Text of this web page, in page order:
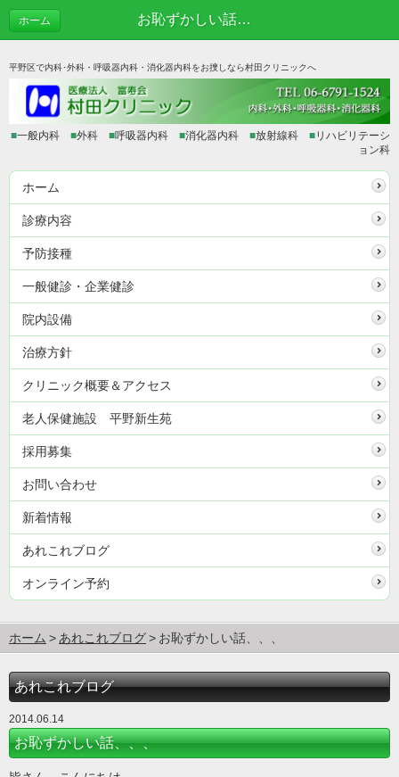
お恥ずかしい話、、、 | あれこれブログ
ホーム
平野区で内科･外科・呼吸器内科・消化器内科をお捜しなら村田クリニックへ
■一般内科 ■外科 ■呼吸器内科 ■消化器内科 ■放射線科 ■リハビリテーシ
ョン科
ホーム
診療内容
予防接種
一般健診・企業健診
院内設備
治療方針
クリニック概要＆アクセス
老人保健施設 平野新生苑
採用募集
お問い合わせ
新着情報
あれこれブログ
オンライン予約
ホーム あれこれブログ お恥ずかしい話、、、
あれこれブログ
2014.06.14
お恥ずかしい話、、、